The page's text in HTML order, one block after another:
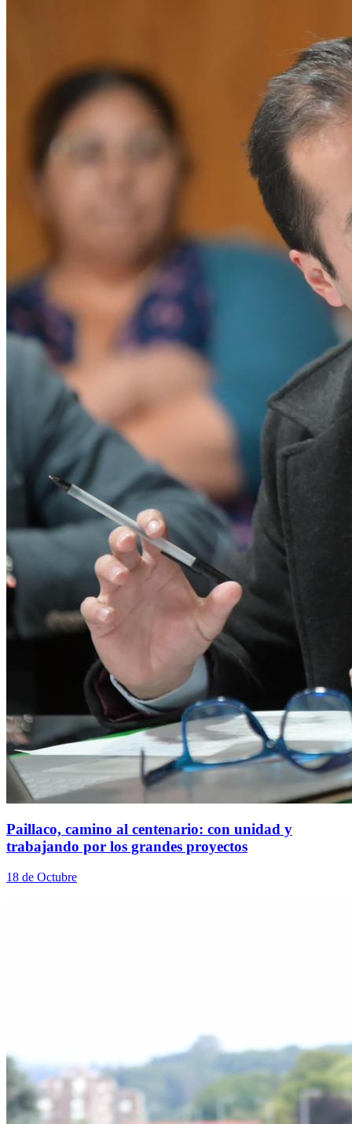
Paillaco, camino al centenario: con unidad y
trabajando por los grandes proyectos
18 de Octubre